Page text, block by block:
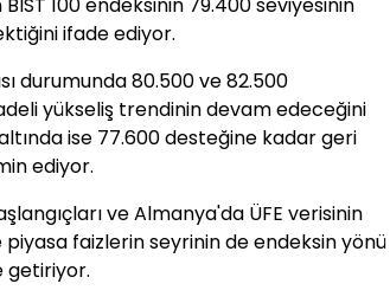
ifade ediyor.
durumunda 80.500 ve 82.500
yükseliş trendinin devam edeceğini
ise 77.600 desteğine kadar geri
ediyor.
ve Almanya'da ÜFE verisinin
faizlerin seyrinin de endeksin yönü
getiriyor.